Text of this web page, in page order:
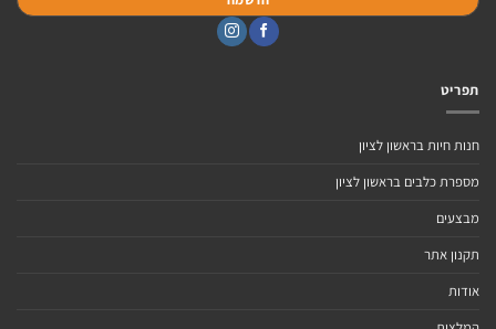
תפריט
חנות חיות בראשון לציון
מספרת כלבים בראשון לציון
מבצעים
תקנון אתר
אודות